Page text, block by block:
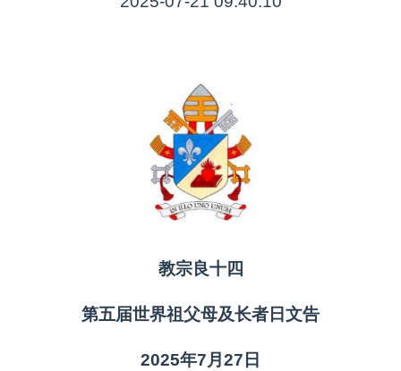
教宗良十四
第五届世界祖父母及长者日文告
2025年7月27日